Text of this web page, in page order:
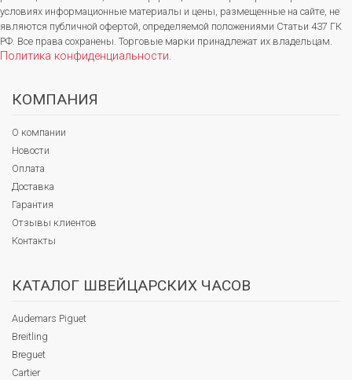
условиях информационные материалы и цены, размещенные на сайте, не
являются публичной офертой, определяемой положениями Статьи 437 ГК
РФ. Все права сохранены. Торговые марки принадлежат их владельцам.
Политика конфиденциальности.
КОМПАНИЯ
О компании
Новости
Оплата
Доставка
Гарантия
Отзывы клиентов
Контакты
КАТАЛОГ ШВЕЙЦАРСКИХ ЧАСОВ
Audemars Piguet
Breitling
Breguet
Cartier